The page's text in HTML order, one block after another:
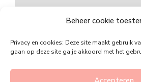
Beheer cookie
Privacy en cookies: Deze site maakt gebruik
gaan op deze site ga je akkoord met het
Categorieën
Vandana Lite